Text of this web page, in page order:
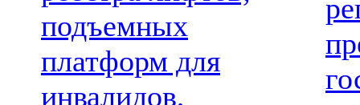
подъемных
платформ для
инвалидов,